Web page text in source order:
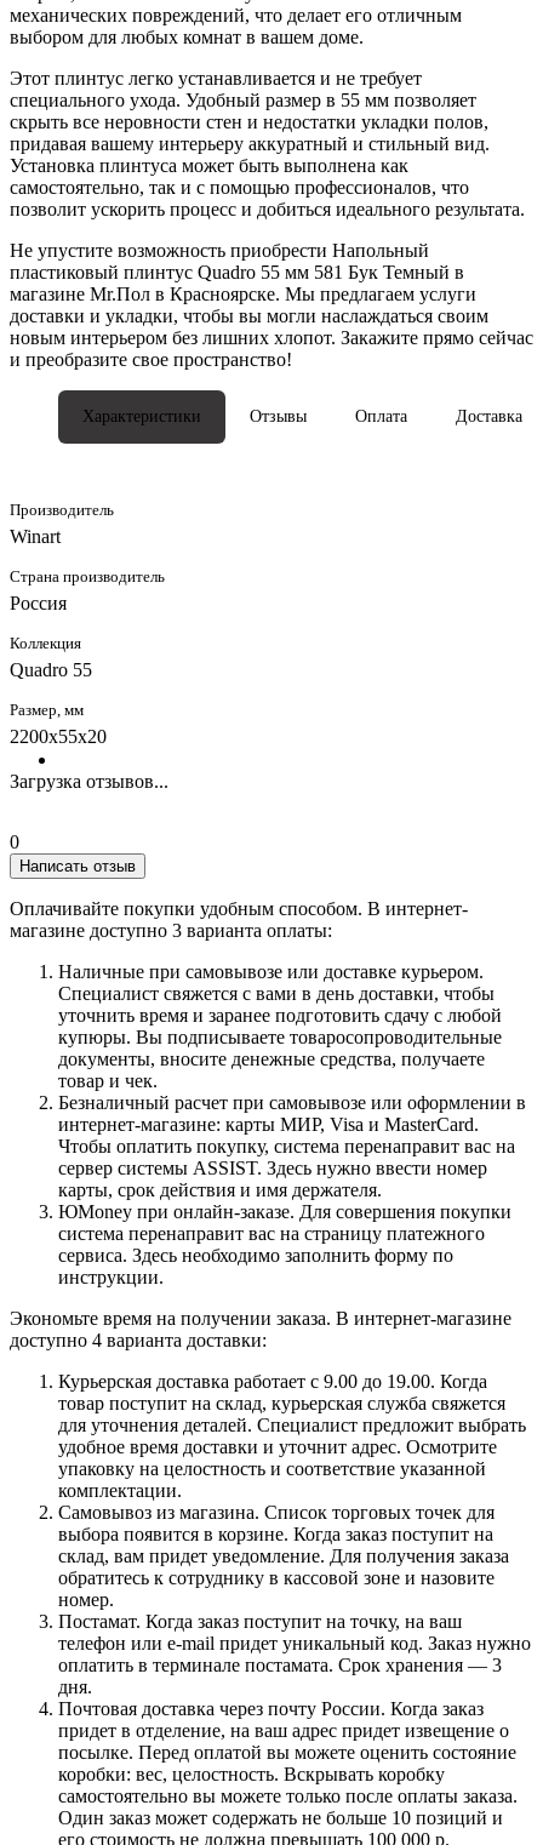
механических повреждений, что делает его отличным
выбором для любых комнат в вашем доме.
Этот плинтус легко устанавливается и не требует
специального ухода. Удобный размер в 55 мм позволяет
скрыть все неровности стен и недостатки укладки полов,
придавая вашему интерьеру аккуратный и стильный вид.
Установка плинтуса может быть выполнена как
самостоятельно, так и с помощью профессионалов, что
позволит ускорить процесс и добиться идеального результата.
Не упустите возможность приобрести Напольный
пластиковый плинтус Quadro 55 мм 581 Бук Темный в
магазине Mr.Пол в Красноярске. Мы предлагаем услуги
доставки и укладки, чтобы вы могли наслаждаться своим
новым интерьером без лишних хлопот. Закажите прямо сейчас
и преобразите свое пространство!
Характеристики Отзывы Оплата Доставка
Производитель
Winart
Страна производитель
Россия
Коллекция
Quadro 55
Размер, мм
2200x55x20
Загрузка отзывов...
0
Написать отзыв
Оплачивайте покупки удобным способом. В интернет-
магазине доступно 3 варианта оплаты:
Наличные при самовывозе или доставке курьером.
Специалист свяжется с вами в день доставки, чтобы
уточнить время и заранее подготовить сдачу с любой
купюры. Вы подписываете товаросопроводительные
документы, вносите денежные средства, получаете
товар и чек.
Безналичный расчет при самовывозе или оформлении в
интернет-магазине: карты МИР, Visa и MasterCard.
Чтобы оплатить покупку, система перенаправит вас на
сервер системы ASSIST. Здесь нужно ввести номер
карты, срок действия и имя держателя.
ЮMoney при онлайн-заказе. Для совершения покупки
система перенаправит вас на страницу платежного
сервиса. Здесь необходимо заполнить форму по
инструкции.
Экономьте время на получении заказа. В интернет-магазине
доступно 4 варианта доставки:
Курьерская доставка работает с 9.00 до 19.00. Когда
товар поступит на склад, курьерская служба свяжется
для уточнения деталей. Специалист предложит выбрать
удобное время доставки и уточнит адрес. Осмотрите
упаковку на целостность и соответствие указанной
комплектации.
Самовывоз из магазина. Список торговых точек для
выбора появится в корзине. Когда заказ поступит на
склад, вам придет уведомление. Для получения заказа
обратитесь к сотруднику в кассовой зоне и назовите
номер.
Постамат. Когда заказ поступит на точку, на ваш
телефон или e-mail придет уникальный код. Заказ нужно
оплатить в терминале постамата. Срок хранения — 3
дня.
Почтовая доставка через почту России. Когда заказ
придет в отделение, на ваш адрес придет извещение о
посылке. Перед оплатой вы можете оценить состояние
коробки: вес, целостность. Вскрывать коробку
самостоятельно вы можете только после оплаты заказа.
Один заказ может содержать не больше 10 позиций и
его стоимость не должна превышать 100 000 р.